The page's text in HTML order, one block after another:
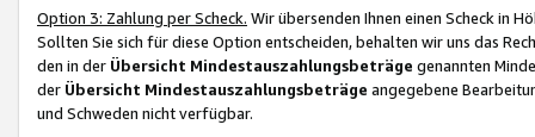
Option 3: Zahlung per Scheck. Wir übersenden Ihnen einen Scheck in
Sollten Sie sich für diese Option entscheiden, behalten wir uns das
den in der Übersicht Mindestauszahlungsbeträge genannten
der Übersicht Mindestauszahlungsbeträge angegebene
und Schweden nicht verfügbar.